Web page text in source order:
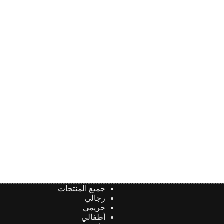
جميع المنتجات
رجالي
حريمي
أطفالي